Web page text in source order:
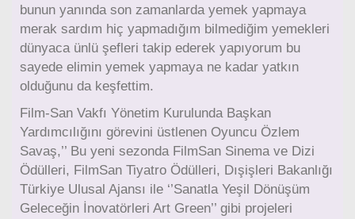
bunun yanında son zamanlarda yemek yapmaya
merak sardım hiç yapmadığım bilmediğim yemekleri
dünyaca ünlü şefleri takip ederek yapıyorum bu
sayede elimin yemek yapmaya ne kadar yatkın
olduğunu da keşfettim.
Film-San Vakfı Yönetim Kurulunda Başkan
Yardımcılığını görevini üstlenen Oyuncu Özlem
Savaş,’’ Bu yeni sezonda FilmSan Sinema ve Dizi
Ödülleri, FilmSan Tiyatro Ödülleri, Dışişleri Bakanlığı
Türkiye Ulusal Ajansı ile ‘’Sanatla Yeşil Dönüşüm
Geleceğin İnovatörleri Art Green’’ gibi projeleri